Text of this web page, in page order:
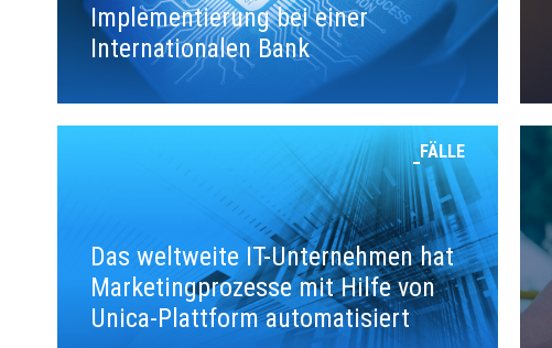
Implementierung bei einer
Internationalen Bank
FÄLLE
Das weltweite IT-Unternehmen hat
Marketingprozesse mit Hilfe von
Unica-Plattform automatisiert